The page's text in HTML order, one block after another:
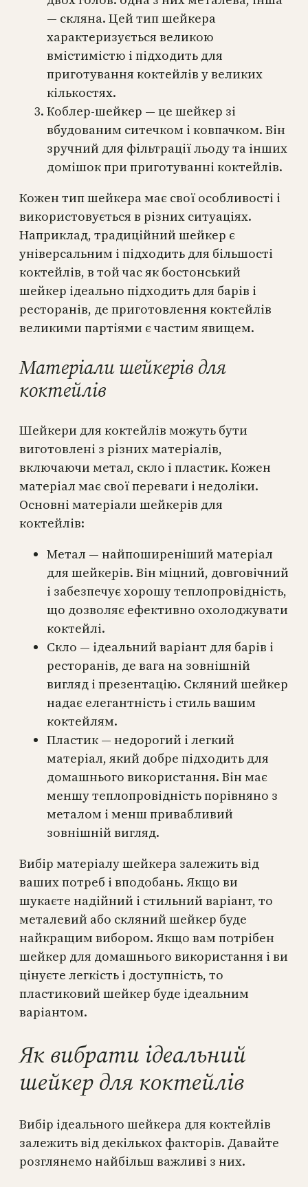
— скляна. Цей тип шейкера
характеризується великою
вмістимістю і підходить для
приготування коктейлів у великих
кількостях.
Коблер-шейкер — це шейкер зі
вбудованим ситечком і ковпачком. Він
зручний для фільтрації льоду та інших
домішок при приготуванні коктейлів.
Кожен тип шейкера має свої особливості і
використовується в різних ситуаціях.
Наприклад, традиційний шейкер є
універсальним і підходить для більшості
коктейлів, в той час як бостонський
шейкер ідеально підходить для барів і
ресторанів, де приготовлення коктейлів
великими партіями є частим явищем.
Матеріали шейкерів для
коктейлів
Шейкери для коктейлів можуть бути
виготовлені з різних матеріалів,
включаючи метал, скло і пластик. Кожен
матеріал має свої переваги і недоліки.
Основні матеріали шейкерів для
коктейлів:
Метал — найпоширеніший матеріал
для шейкерів. Він міцний, довговічний
і забезпечує хорошу теплопровідність,
що дозволяє ефективно охолоджувати
коктейлі.
Скло — ідеальний варіант для барів і
ресторанів, де вага на зовнішній
вигляд і презентацію. Скляний шейкер
надає елегантність і стиль вашим
коктейлям.
Пластик — недорогий і легкий
матеріал, який добре підходить для
домашнього використання. Він має
меншу теплопровідність порівняно з
металом і менш привабливий
зовнішній вигляд.
Вибір матеріалу шейкера залежить від
ваших потреб і вподобань. Якщо ви
шукаєте надійний і стильний варіант, то
металевий або скляний шейкер буде
найкращим вибором. Якщо вам потрібен
шейкер для домашнього використання і ви
цінуєте легкість і доступність, то
пластиковий шейкер буде ідеальним
варіантом.
Як вибрати ідеальний
шейкер для коктейлів
Вибір ідеального шейкера для коктейлів
залежить від декількох факторів. Давайте
розглянемо найбільш важливі з них.